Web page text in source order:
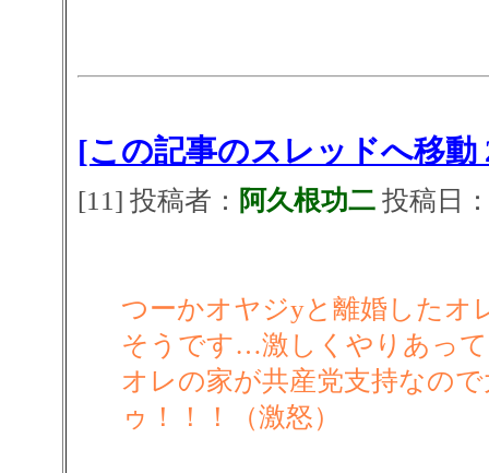
[この記事のスレッドへ移動
[11] 投稿者： 阿久根功二投稿日
つーかオヤジyと離婚したオ
そうです…激しくやりあっ
オレの家が共産党支持なの
ゥ！！！（激怒）